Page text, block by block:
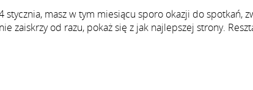
masz w tym miesiącu sporo okazji do spotkań,
zaiskrzy od razu, pokaż się z jak najlepszej strony.